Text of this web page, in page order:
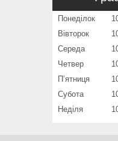
Понеділок
Вівторок
Середа
Четвер
Пʼятниця
Субота
Неділя